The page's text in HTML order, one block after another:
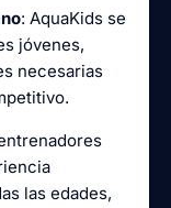
: AquaKids se
jóvenes,
necesarias
las edades,